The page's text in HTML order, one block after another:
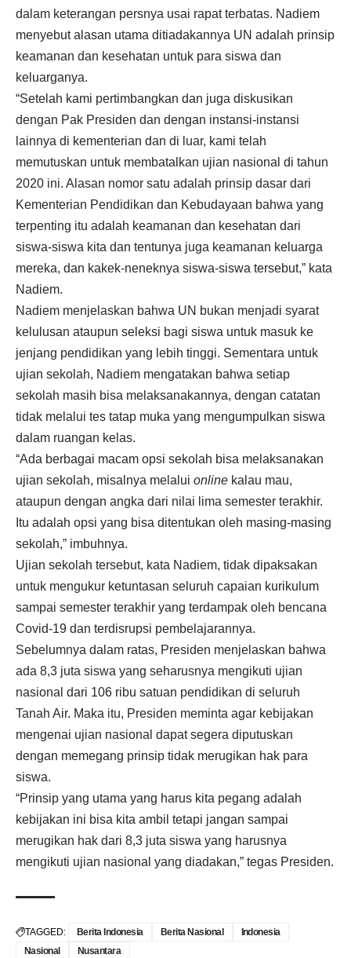
dalam keterangan persnya usai rapat terbatas. Nadiem
menyebut alasan utama ditiadakannya UN adalah prinsip
keamanan dan kesehatan untuk para siswa dan
keluarganya.
“Setelah kami pertimbangkan dan juga diskusikan
dengan Pak Presiden dan dengan instansi-instansi
lainnya di kementerian dan di luar, kami telah
memutuskan untuk membatalkan ujian nasional di tahun
2020 ini. Alasan nomor satu adalah prinsip dasar dari
Kementerian Pendidikan dan Kebudayaan bahwa yang
terpenting itu adalah keamanan dan kesehatan dari
siswa-siswa kita dan tentunya juga keamanan keluarga
mereka, dan kakek-neneknya siswa-siswa tersebut,” kata
Nadiem.
Nadiem menjelaskan bahwa UN bukan menjadi syarat
kelulusan ataupun seleksi bagi siswa untuk masuk ke
jenjang pendidikan yang lebih tinggi. Sementara untuk
ujian sekolah, Nadiem mengatakan bahwa setiap
sekolah masih bisa melaksanakannya, dengan catatan
tidak melalui tes tatap muka yang mengumpulkan siswa
dalam ruangan kelas.
“Ada berbagai macam opsi sekolah bisa melaksanakan
ujian sekolah, misalnya melalui online kalau mau,
ataupun dengan angka dari nilai lima semester terakhir.
Itu adalah opsi yang bisa ditentukan oleh masing-masing
sekolah,” imbuhnya.
Ujian sekolah tersebut, kata Nadiem, tidak dipaksakan
untuk mengukur ketuntasan seluruh capaian kurikulum
sampai semester terakhir yang terdampak oleh bencana
Covid-19 dan terdisrupsi pembelajarannya.
Sebelumnya dalam ratas, Presiden menjelaskan bahwa
ada 8,3 juta siswa yang seharusnya mengikuti ujian
nasional dari 106 ribu satuan pendidikan di seluruh
Tanah Air. Maka itu, Presiden meminta agar kebijakan
mengenai ujian nasional dapat segera diputuskan
dengan memegang prinsip tidak merugikan hak para
siswa.
“Prinsip yang utama yang harus kita pegang adalah
kebijakan ini bisa kita ambil tetapi jangan sampai
merugikan hak dari 8,3 juta siswa yang harusnya
mengikuti ujian nasional yang diadakan,” tegas Presiden.
TAGGED: Berita Indonesia Berita Nasional
Indonesia
Nasional
Nusantara